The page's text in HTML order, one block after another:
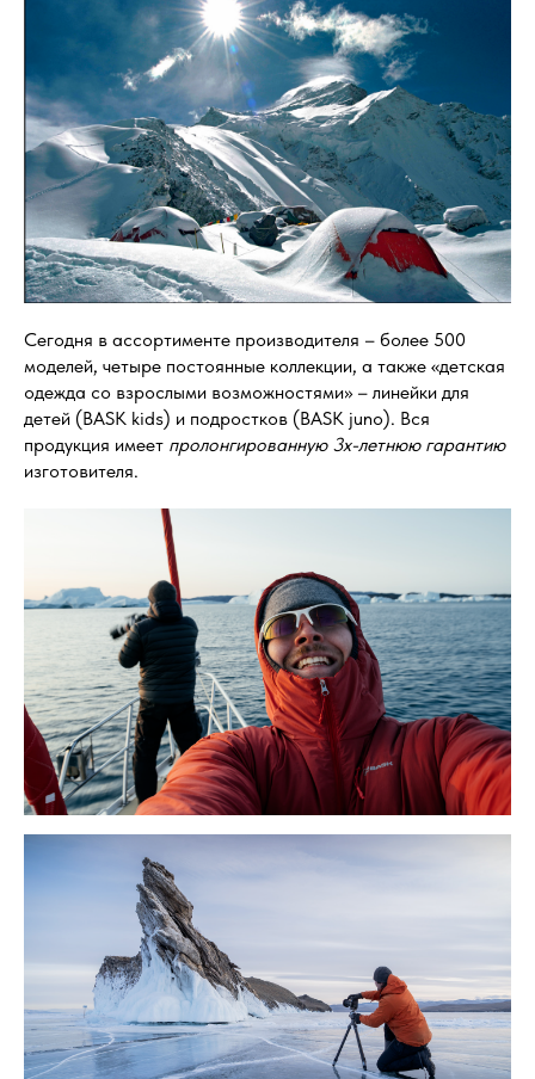
Сегодня в ассортименте производителя – более 500
моделей, четыре постоянные коллекции, а также «детская
одежда со взрослыми возможностями» – линейки для
детей (BASK kids) и подростков (BASK juno). Вся
продукция имеет пролонгированную 3х-летнюю гарантию
изготовителя.